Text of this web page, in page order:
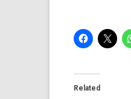
Related